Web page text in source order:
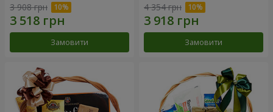
3 908 грн
Замовити
4 354 грн
Замовити